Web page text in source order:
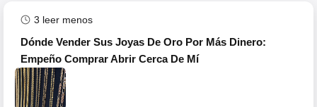
3 leer menos
Dónde Vender Sus Joyas De Oro Por Más Dinero:
Empeño Comprar Abrir Cerca De Mí